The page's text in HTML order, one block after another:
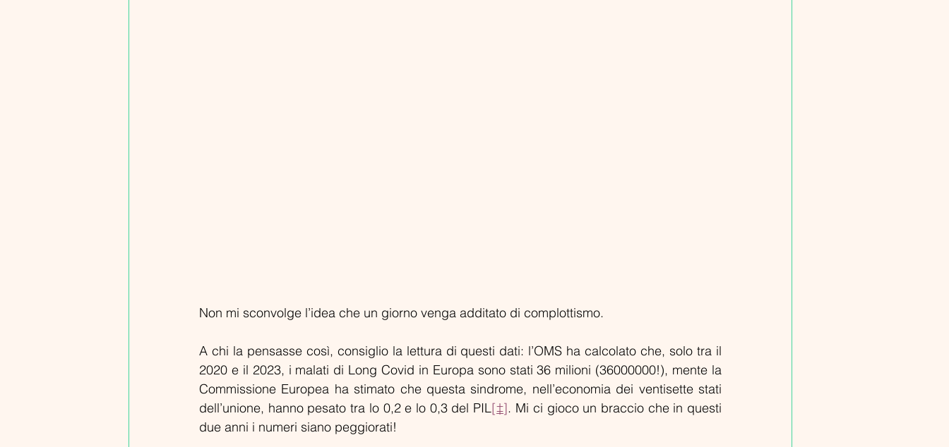
Non mi sconvolge l’idea che un giorno venga additato di complottismo.
A chi la pensasse così, consiglio la lettura di questi dati: l’OMS ha calcolato che, solo tra il
2020 e il 2023, i malati di Long Covid in Europa sono stati 36 milioni (36000000!), mente la
Commissione Europea ha stimato che questa sindrome, nell’economia dei ventisette stati
dell’unione, hanno pesato tra lo 0,2 e lo 0,3 del PIL[‡]. Mi ci gioco un braccio che in questi
due anni i numeri siano peggiorati!